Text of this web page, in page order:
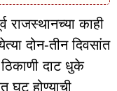
राजस्थानच्या काही
दोन-तीन दिवसांत
ठिकाणी दाट धुके
घट होण्याची